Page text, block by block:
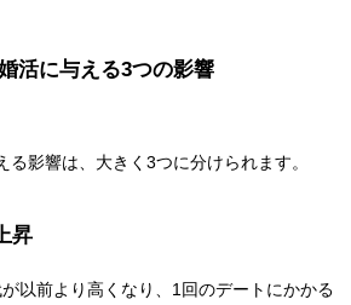
活に与える3つの影響
る影響は、大きく3つに分けられます。
昇
以前より高くなり、1回のデートにかかる